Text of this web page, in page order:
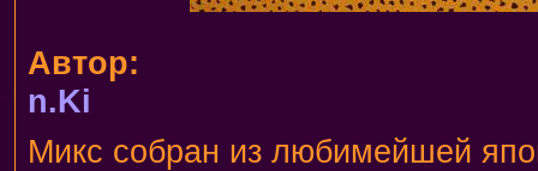
Автор:
n.Ki
Микс собран из любимейшей